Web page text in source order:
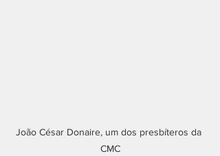
João César Donaire, um dos presbíteros da
CMC